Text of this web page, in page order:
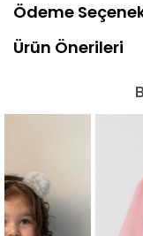
Ödeme
Ürün Önerileri